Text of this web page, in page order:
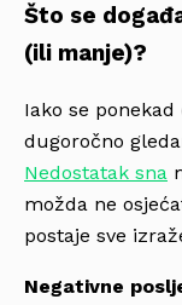
Što se
(ili manje)?
Iako se
dugoročno
Nedostatak sna
možda ne
postaje sve
Negativne